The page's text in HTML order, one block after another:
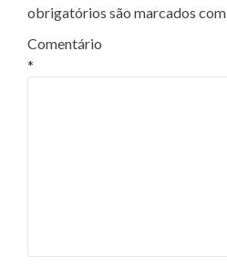
obrigatórios são marcados com
Comentário
*